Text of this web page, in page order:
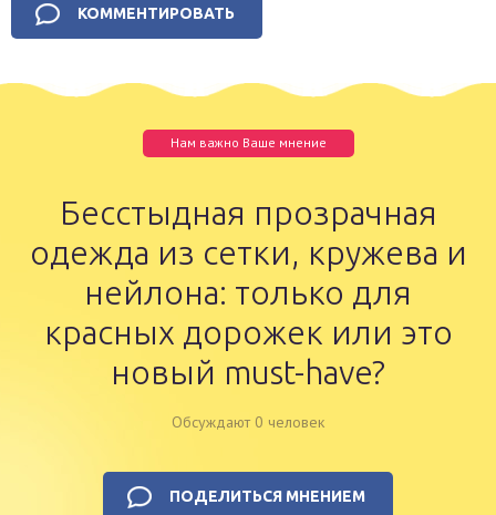
Нам важно Ваше мнение
Бесстыдная прозрачная
одежда из сетки, кружева и
нейлона: только для
красных дорожек или это
новый must-have?
Обсуждают 0 человек
ПОДЕЛИТЬСЯ МНЕНИЕМ